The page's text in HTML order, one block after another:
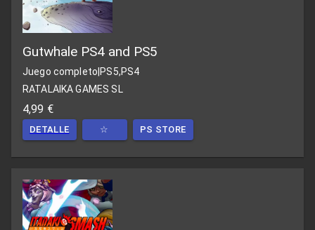
Gutwhale PS4 and PS5
Juego completo PS5,PS4
RATALAIKA GAMES SL
4,99 €
DETALLE ☆ PS STORE